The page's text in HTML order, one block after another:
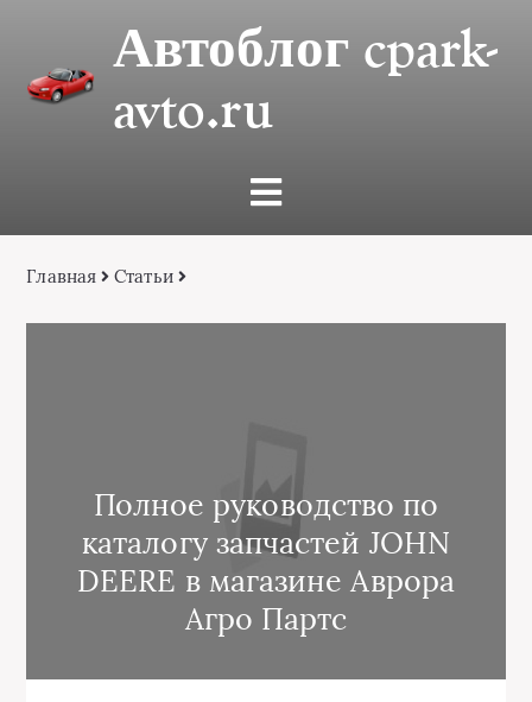
Автоблог cpark-
avto.ru
Главная Статьи
Полное руководство по
каталогу запчастей JOHN
DEERE в магазине Аврора
Агро Партс